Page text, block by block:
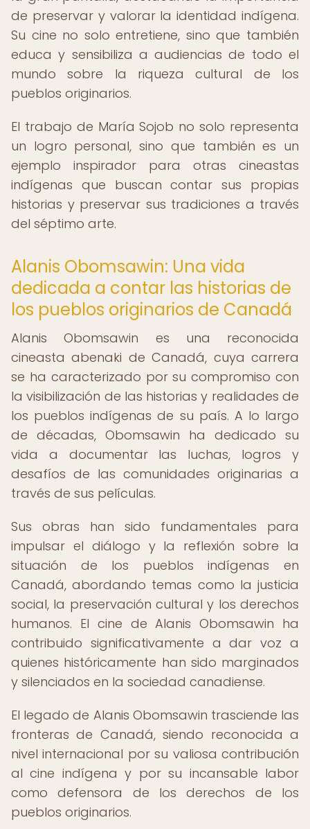
de preservar y valorar la identidad indígena.
Su cine no solo entretiene, sino que también
educa y sensibiliza a audiencias de todo el
mundo sobre la riqueza cultural de los
pueblos originarios.
El trabajo de María Sojob no solo representa
un logro personal, sino que también es un
ejemplo inspirador para otras cineastas
indígenas que buscan contar sus propias
historias y preservar sus tradiciones a través
del séptimo arte.
Alanis Obomsawin: Una vida
dedicada a contar las historias de
los pueblos originarios de Canadá
Alanis Obomsawin es una reconocida
cineasta abenaki de Canadá, cuya carrera
se ha caracterizado por su compromiso con
la visibilización de las historias y realidades de
los pueblos indígenas de su país. A lo largo
de décadas, Obomsawin ha dedicado su
vida a documentar las luchas, logros y
desafíos de las comunidades originarias a
través de sus películas.
Sus obras han sido fundamentales para
impulsar el diálogo y la reflexión sobre la
situación de los pueblos indígenas en
Canadá, abordando temas como la justicia
social, la preservación cultural y los derechos
humanos. El cine de Alanis Obomsawin ha
contribuido significativamente a dar voz a
quienes históricamente han sido marginados
y silenciados en la sociedad canadiense.
El legado de Alanis Obomsawin trasciende las
fronteras de Canadá, siendo reconocida a
nivel internacional por su valiosa contribución
al cine indígena y por su incansable labor
como defensora de los derechos de los
pueblos originarios.